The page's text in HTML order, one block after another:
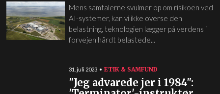
Mens samtalerne svulmer op om risikoen ved
AI-systemer, kan vi ikke overse den
belastning, teknologien lægger på verdens i
forvejen hårdt belastede...
31. juli 2023 ETIK & SAMFUND
"Jeg advarede jer i 1984":